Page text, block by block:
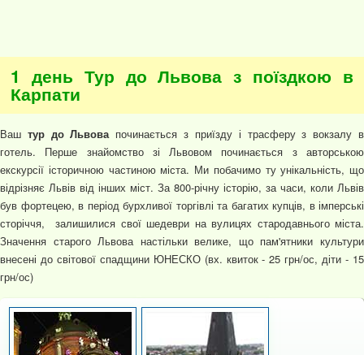
1 день Тур до Львова з поїздкою в
Карпати
Ваш тур до Львова починається з приїзду і трасферу з вокзалу в
готель. Перше знайомство зі Львовом починається з авторською
екскурсії історичною частиною міста. Ми побачимо ту унікальність, що
відрізняє Львів від інших міст. За 800-річну історію, за часи, коли Львів
був фортецею, в період бурхливої торгівлі та багатих купців, в імперські
сторіччя, залишилися свої шедеври на вулицях стародавнього міста.
Значення старого Львова настільки велике, що пам'ятники культури
внесені до світової спадщини ЮНЕСКО (вх. квиток - 25 грн/ос, діти - 15
грн/ос)